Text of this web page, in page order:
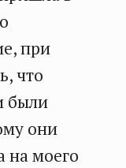
при
что
были
они
на моего